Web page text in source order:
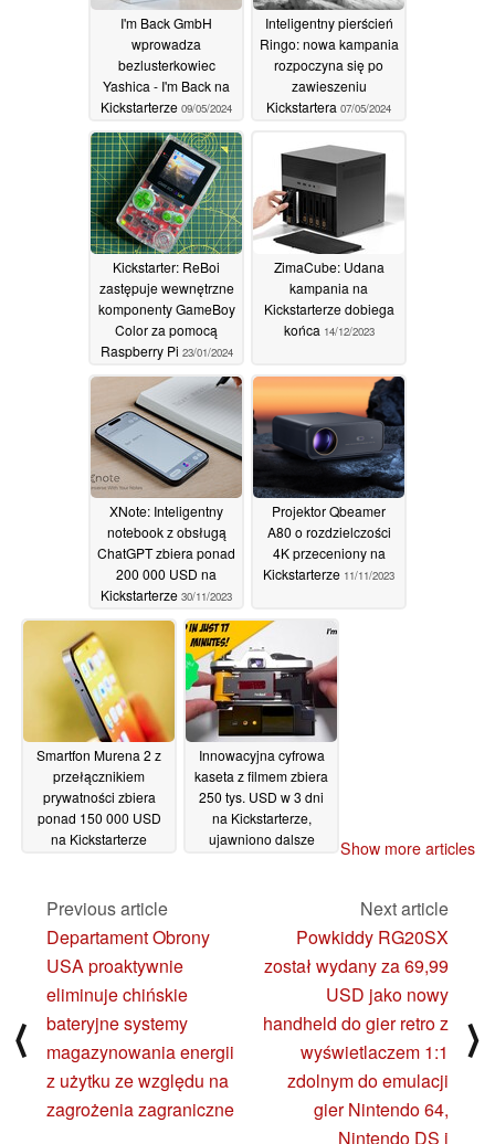
24/08/2024
I'm Back GmbH
wprowadza
bezlusterkowiec
Yashica - I'm Back na
Kickstarterze 09/05/2024
Inteligentny pierścień
Ringo: nowa kampania
rozpoczyna się po
zawieszeniu
Kickstartera 07/05/2024
Kickstarter: ReBoi
zastępuje wewnętrzne
komponenty GameBoy
Color za pomocą
Raspberry Pi 23/01/2024
ZimaCube: Udana
kampania na
Kickstarterze dobiega
końca 14/12/2023
XNote: Inteligentny
notebook z obsługą
ChatGPT zbiera ponad
200 000 USD na
Kickstarterze 30/11/2023
Projektor Qbeamer
A80 o rozdzielczości
4K przeceniony na
Kickstarterze 11/11/2023
Smartfon Murena 2 z
przełącznikiem
prywatności zbiera
ponad 150 000 USD
na Kickstarterze
Innowacyjna cyfrowa
kaseta z filmem zbiera
250 tys. USD w 3 dni
na Kickstarterze,
ujawniono dalsze
Show more articles
⟨
Previous article
Departament Obrony
USA proaktywnie
eliminuje chińskie
bateryjne systemy
magazynowania energii
z użytku ze względu na
zagrożenia zagraniczne
Next article
Powkiddy RG20SX
został wydany za 69,99
USD jako nowy
handheld do gier retro z
wyświetlaczem 1:1
zdolnym do emulacji
gier Nintendo 64,
Nintendo DS i
⟩